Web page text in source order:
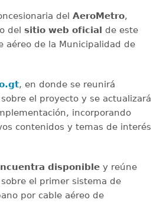
del AeroMetro,
del sitio web oficial de este
aéreo de la Municipalidad de
, en donde se reunirá
el proyecto y se actualizará
incorporando
contenidos y temas de interés
disponibley reúne
el primer sistema de
por cable aéreo de